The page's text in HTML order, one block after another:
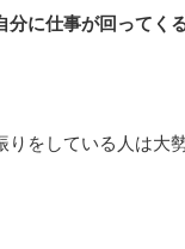
分に仕事が回ってく
をしている人は大